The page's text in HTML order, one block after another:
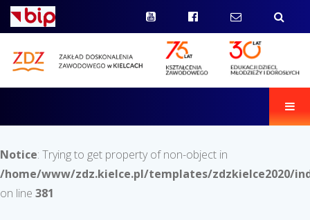
Notice: Trying to get property of non-object in
/home/www/zdz.kielce.pl/templates/zdzkielce2020/
on line 381